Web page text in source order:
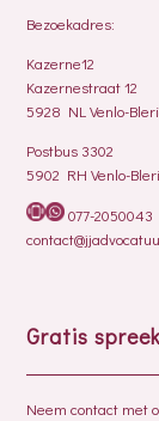
Bezoekadres:
Kazerne12
Kazernestraat 12
5928 NL Venlo-
Postbus 3302
5902 RH Venlo-
077-2050043
Gratis
Neem contact met